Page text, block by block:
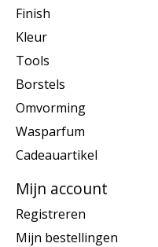
Finish
Kleur
Tools
Borstels
Omvorming
Wasparfum
Cadeauartikel
Mijn account
Registreren
Mijn bestellingen